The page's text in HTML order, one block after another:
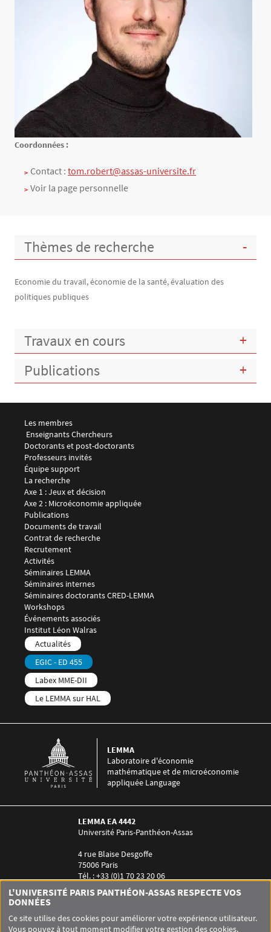
Texte
Coordonnées :
Contact : tom.robert@assas-universite.fr
Voir la page personnelle
Thèmes de recherche
Economie du travail, économie de la santé, évaluation des
politiques publiques
Travaux en cours
Publications
Menu footer LEMMA 1
Les membres
Enseignants Chercheurs
Doctorants et post-doctorants
Professeurs invités
Équipe support
Menu footer LEMMA 2
La recherche
Axe 1 : Jeux et décision
Axe 2 : Microéconomie appliquée
Publications
Documents de travail
Contrat de recherche
Recrutement
Menu footer LEMMA 3
Activités
Séminaires LEMMA
Séminaires internes
Séminaires doctorants CRED-LEMMA
Workshops
Événements associés
Menu footer LEMMA 4
Institut Léon Walras
Menu footer LEMMA 5
Actualités
EGIC - ED 455
Labex MME-DII
Le LEMMA sur HAL
Laboratoire d'économie
mathématique et de microéconomie
appliquée Language
LEMMA
LEMMA EA 4442
Université Paris-Panthéon-Assas
4 rue Blaise Desgoffe
75006 Paris
Tél. : +33 (0)1 70 23 20 06
Laurence Guez-Arzt
Menu RS LEMMA
L'UNIVERSITÉ PARIS PANTHÉON-ASSAS RESPECTE VOS
DONNÉES
Ce site utilise des cookies pour améliorer votre expérience utilisateur.
Vous pouvez à tout moment modifier votre gestion des cookies.